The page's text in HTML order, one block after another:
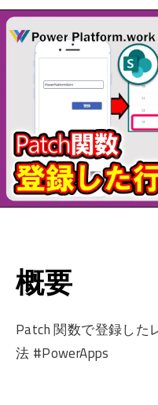
概要
Patch 関数で登録した
法 #PowerApps